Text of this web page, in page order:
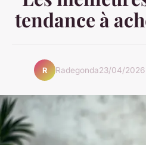
tendance à
R Radegonda23/04/2026